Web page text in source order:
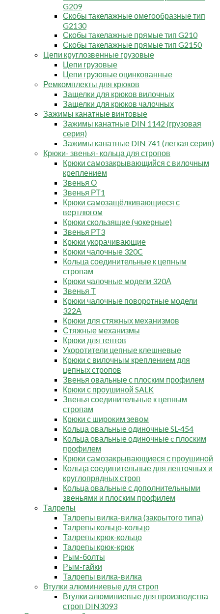
G209
Скобы такелажные омегообразные тип
G2130
Скобы такелажные прямые тип G210
Скобы такелажные прямые тип G2150
Цепи круглозвенные грузовые
Цепи грузовые
Цепи грузовые оцинкованные
Ремкомплекты для крюков
Защелки для крюков вилочных
Защелки для крюков чалочных
Зажимы канатные винтовые
Зажимы канатные DIN 1142 (грузовая
серия)
Зажимы канатные DIN 741 (легкая серия)
Крюки- звенья- кольца для стропов
Крюки самозакрывающийся с вилочным
креплением
Звенья О
Звенья РТ1
Крюки самозащёлкивающиеся с
вертлюгом
Крюки скользящие (чокерные)
Звенья РТ3
Крюки укорачивающие
Крюки чалочные 320C
Кольца соединительные к цепным
стропам
Крюки чалочные модели 320А
Звенья Т
Крюки чалочные поворотные модели
322А
Крюки для стяжных механизмов
Стяжные механизмы
Крюки для тентов
Укоротители цепные клешневые
Крюки с вилочным креплением для
цепных стропов
Звенья овальные с плоским профилем
Крюки с проушиной SALK
Звенья соединительные к цепным
стропам
Крюки с широким зевом
Кольца овальные одиночные SL-454
Кольца овальные одиночные c плоским
профилем
Крюки самозакрывающиеся с проушиной
Кольца соединительные для ленточных и
круглопрядных строп
Кольца овальные с дополнительными
звеньями и плоским профилем
Талрепы
Талрепы вилка-вилка (закрытого типа)
Талрепы кольцо-кольцо
Талрепы крюк-кольцо
Талрепы крюк-крюк
Рым-болты
Рым-гайки
Талрепы вилка-вилка
Втулки алюминиевые для строп
Втулки алюминиевые для производства
строп DIN3093